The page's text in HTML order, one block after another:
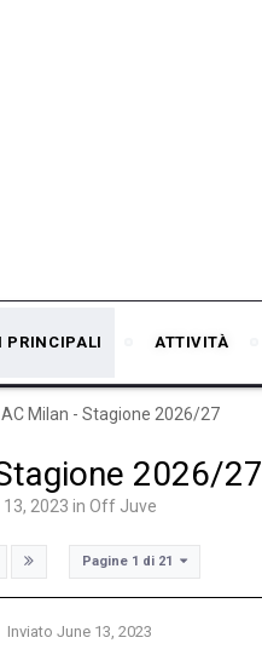
PRINCIPALI ATTIVITÀ
AC Milan - Stagione 2026/27
2026/27
2023 in Off Juve
Pagine 1 di 21
Inviato June 13, 2023